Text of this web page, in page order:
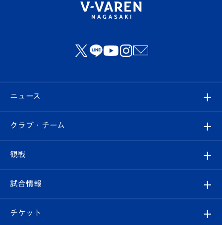
ニュース
すべて
クラブ
試合情報
クラブ・チーム
クラブ概要
観戦
観戦ルール
試合情報
試合日程/結果
チケット